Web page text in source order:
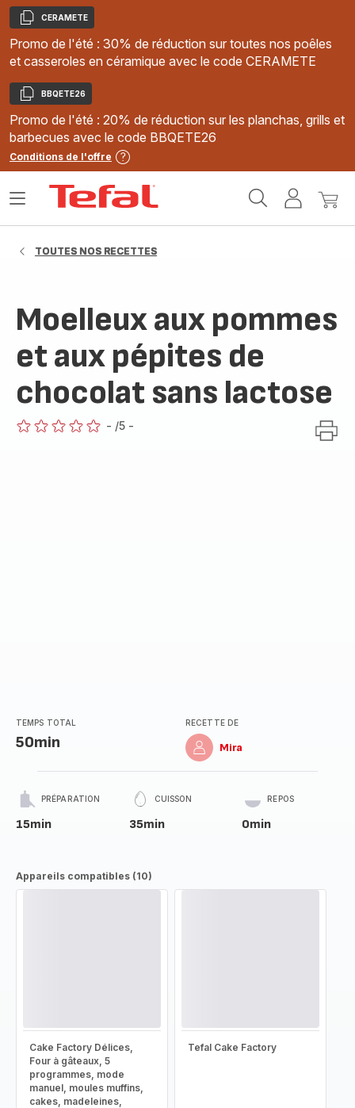
Copier
CERAMETE
Promo de l'été : 30% de réduction sur toutes nos poêles
et casseroles en céramique avec le code CERAMETE
Copier
BBQETE26
Promo de l'été : 20% de réduction sur les planchas, grills et
barbecues avec le code BBQETE26
Conditions de l'offre
MonMon
Ouvrir
TOUTES NOS RECETTES
Moelleux aux pommes
et aux pépites de
chocolat sans lactose
- /5 -
TEMPS TOTAL
50min
RECETTE DE
Mira
PRÉPARATION
15min
CUISSON
35min
REPOS
0min
Appareils compatibles (10)
Cake Factory Délices,
Four à gâteaux, 5
programmes, mode
manuel, moules muffins,
cakes, madeleines,
Tefal Cake Factory